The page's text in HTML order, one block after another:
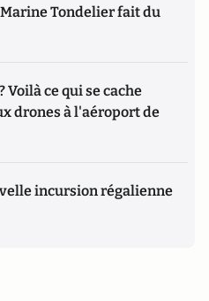
Tondelier fait du
Voilà ce qui se cache
drones à l'aéroport de
incursion régalienne